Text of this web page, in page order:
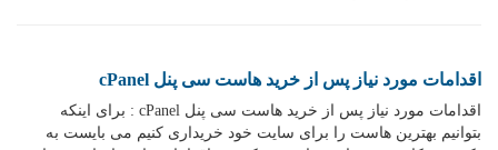
اقدامات مورد نیاز پس از خرید هاست سی پنل cPanel
اقدامات مورد نیاز پس از خرید هاست سی پنل cPanel : برای اینکه
بتوانیم بهترین هاست را برای سایت خود خریداری کنیم می بایست به